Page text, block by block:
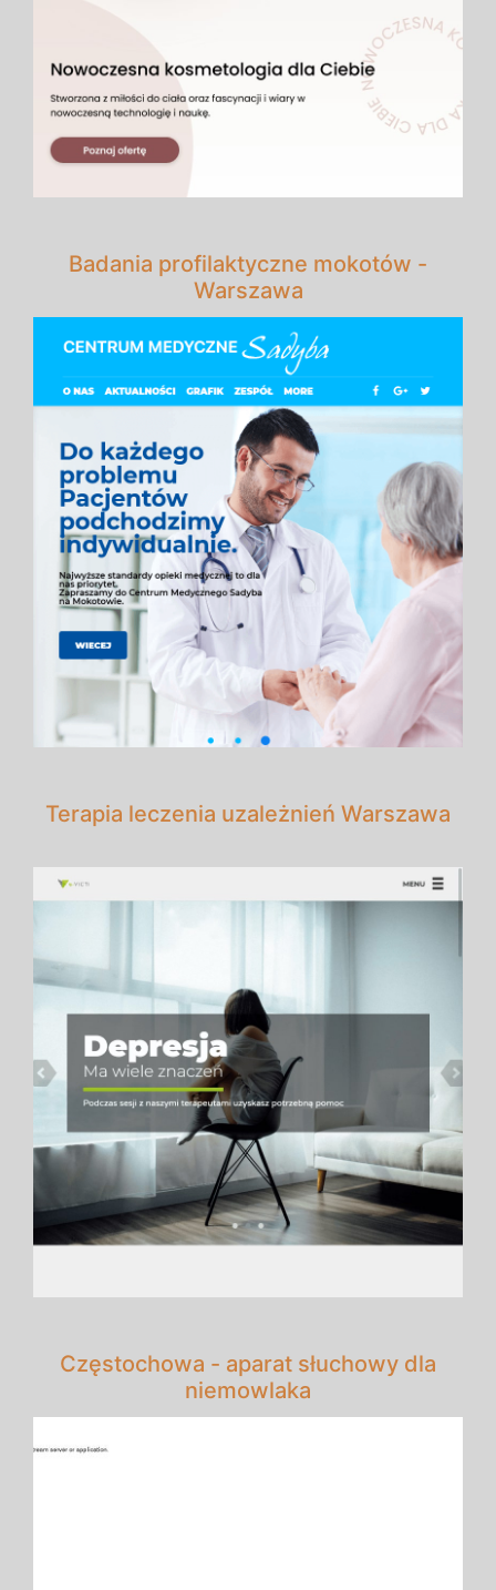
Badania profilaktyczne mokotów -
Warszawa
Terapia leczenia uzależnień Warszawa
Częstochowa - aparat słuchowy dla
niemowlaka